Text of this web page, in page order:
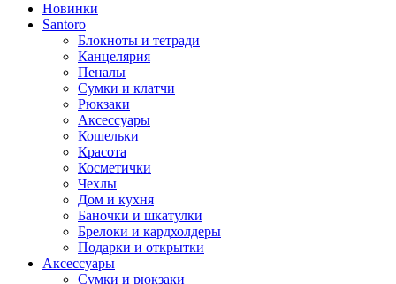
Новинки
Santoro
Блокноты и тетради
Канцелярия
Пеналы
Сумки и клатчи
Рюкзаки
Аксессуары
Кошельки
Красота
Косметички
Чехлы
Дом и кухня
Баночки и шкатулки
Брелоки и кардхолдеры
Подарки и открытки
Аксессуары
Сумки и рюкзаки